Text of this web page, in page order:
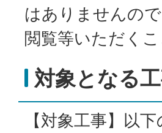
はありませんの
閲覧等いただく
対象となる
【対象工事】以